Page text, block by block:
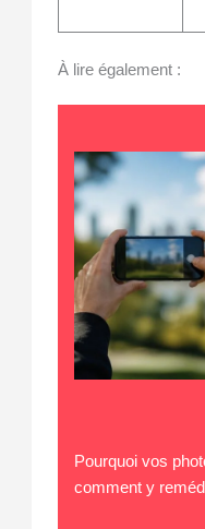
À lire également :
Pourquoi vos
comment y